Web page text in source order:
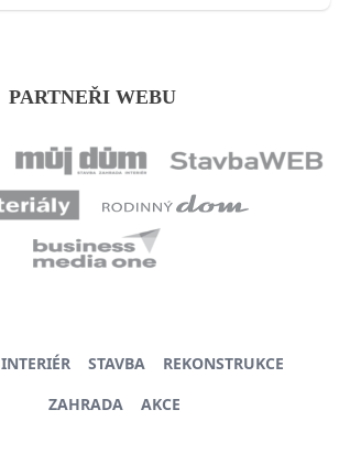
PARTNEŘI WEBU
INTERIÉR STAVBA
REKONSTRUKCE
ZAHRADA
AKCE